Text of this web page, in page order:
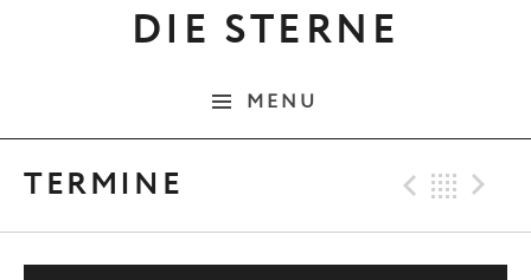
DIE STERNE
MENU
TERMINE